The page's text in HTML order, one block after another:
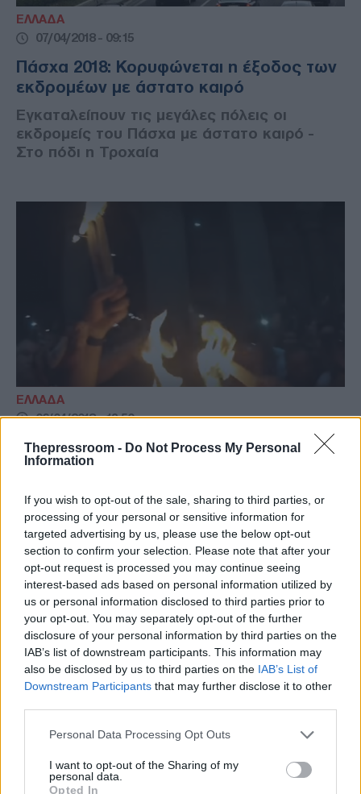
Thepressroom - Do Not Process My Personal
Information
If you wish to opt-out of the sale, sharing to third parties, or
processing of your personal or sensitive information for
targeted advertising by us, please use the below opt-out
section to confirm your selection. Please note that after your
opt-out request is processed you may continue seeing
interest-based ads based on personal information utilized by
us or personal information disclosed to third parties prior to
your opt-out. You may separately opt-out of the further
disclosure of your personal information by third parties on the
IAB’s list of downstream participants. This information may
also be disclosed by us to third parties on the IAB’s List of
Downstream Participants that may further disclose it to other
Please note that this website/app uses one or more Google
not limited to your visit or usage behaviour. You may click to
grant or deny consent to Google and its third-party tags to
Personal Data Processing Opt Outs
I want to opt-out of the Sharing of my
personal data.
Opted In
ΕΛΛΑΔΑ
07/04/2018 - 09:15
Πάσχα 2018: Κορυφώνεται η έξοδος των
εκδρομέων με άστατο καιρό
Εγκαταλείπουν τις μεγάλες πόλεις οι
εκδρομείς του Πάσχα με άστατο καιρό -
Στο πόδι η Τροχαία
ΕΛΛΑΔΑ
06/04/2018 - 13:50
Πάσχα 2018: Στα Ιεροσόλυμα ελληνική
αντιπροσωπεία για την Τελετή Αφής του
Αναχωρεί το Μεγάλο Σάββατο το πρωί η
ελληνική αντιπροσωπεία που θα παραστεί
στην Τελετή Αφής του Αγίου Φωτός στον
Πανάγιο Τάφο